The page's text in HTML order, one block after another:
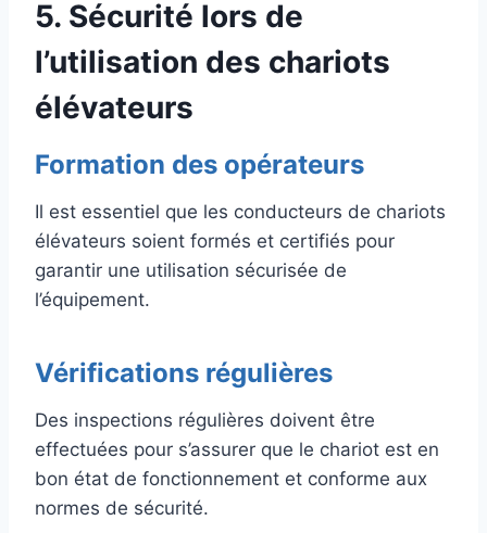
5. Sécurité lors de
l’utilisation des chariots
élévateurs
Formation des opérateurs
Il est essentiel que les conducteurs de chariots
élévateurs soient formés et certifiés pour
garantir une utilisation sécurisée de
l’équipement.
Vérifications régulières
Des inspections régulières doivent être
effectuées pour s’assurer que le chariot est en
bon état de fonctionnement et conforme aux
normes de sécurité.